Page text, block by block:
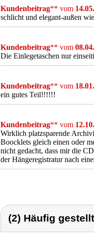
Kundenbeitrag** vom
schlicht und elegant-außen
Kundenbeitrag** vom
Die Einlegetaschen nur
Kundenbeitrag** vom
ein gutes Teil!!!!!!
Kundenbeitrag** vom
Wirklich platzsparende
Boocklets gleich einen oder
nicht gedacht, dass mir die
der Hängeregistratur nach
(2) Häufig